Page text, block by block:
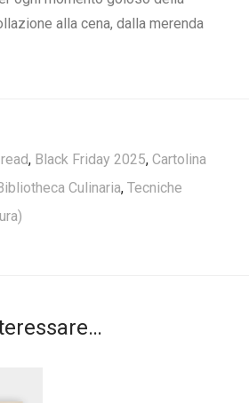
alla cena, dalla merenda
, Black Friday 2025, Cartolina
Culinaria, Tecniche